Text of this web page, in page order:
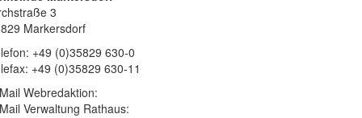
3
Markersdorf
+49 (0)35829 630-0
+49 (0)35829 630-11
Webredaktion:
Verwaltung Rathaus: